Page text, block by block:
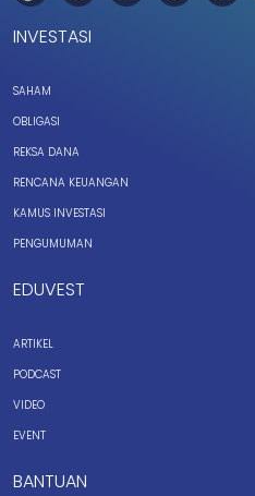
INVESTASI
SAHAM
OBLIGASI
REKSA DANA
RENCANA KEUANGAN
KAMUS INVESTASI
PENGUMUMAN
EDUVEST
ARTIKEL
PODCAST
VIDEO
EVENT
BANTUAN